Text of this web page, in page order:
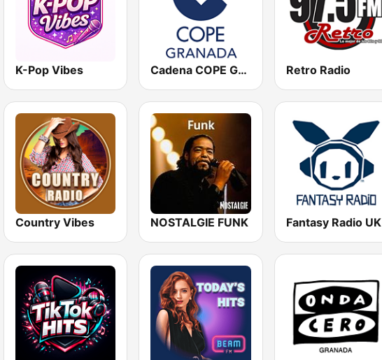
K-Pop Vibes Cadena COPE Granada Retro Radio
Country Vibes NOSTALGIE FUNK Fantasy Radio UK